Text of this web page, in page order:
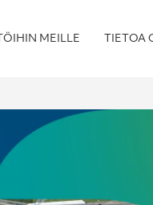
TÖIHIN MEILLE TIETOA